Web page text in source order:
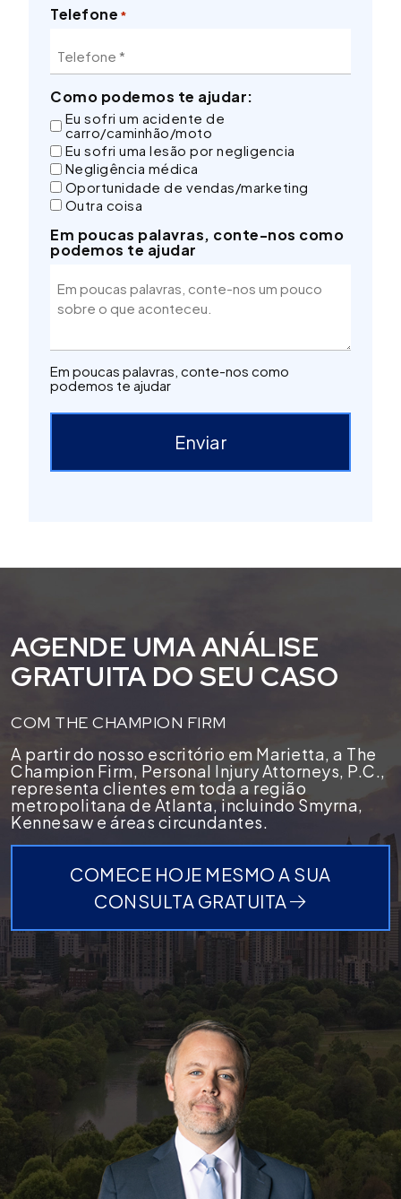
Telefone *
Como podemos te ajudar:
Eu sofri um acidente de
carro/caminhão/moto
Eu sofri uma lesão por negligencia
Negligência médica
Oportunidade de vendas/marketing
Outra coisa
Em poucas palavras, conte-nos como
podemos te ajudar
Em poucas palavras, conte-nos como
podemos te ajudar
Enviar
AGENDE UMA ANÁLISE
GRATUITA DO SEU CASO
COM THE CHAMPION FIRM
A partir do nosso escritório em Marietta, a The
Champion Firm, Personal Injury Attorneys, P.C.,
representa clientes em toda a região
metropolitana de Atlanta, incluindo Smyrna,
Kennesaw e áreas circundantes.
COMECE HOJE MESMO A SUA
CONSULTA GRATUITA